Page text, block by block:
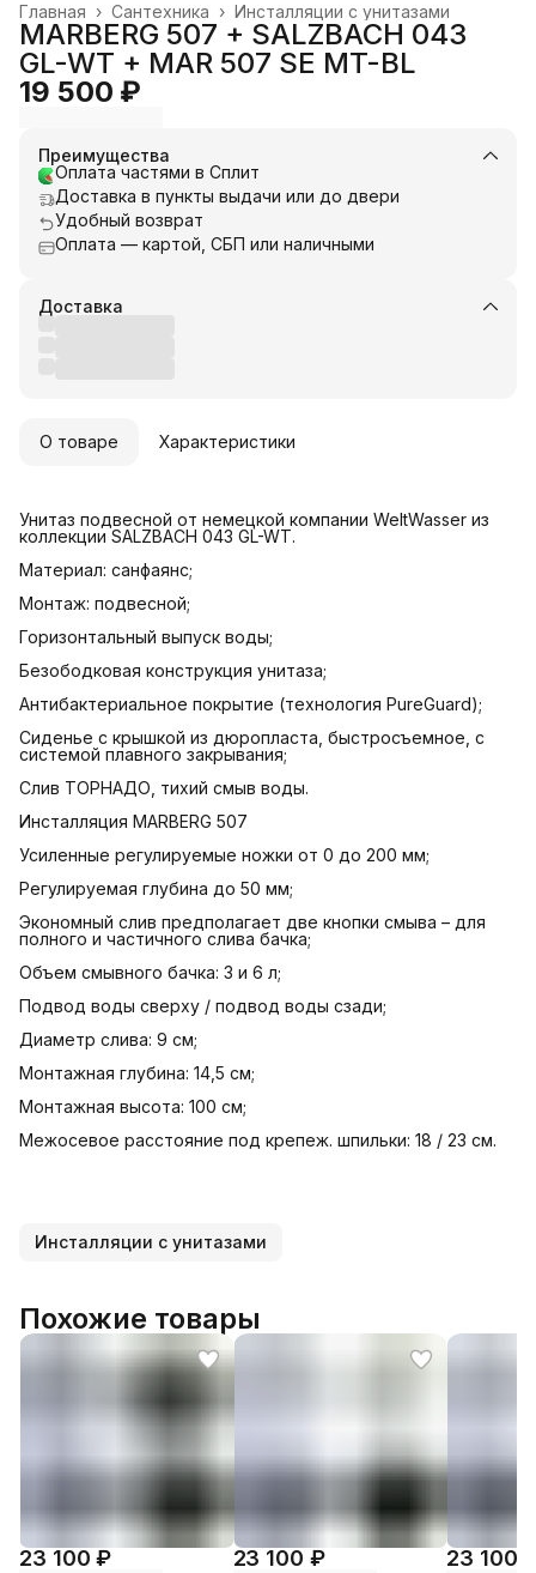
Инсталляции с унитазами
Сантехника ›
Главная ›
MARBERG 507 + SALZBACH 043
GL-WT + MAR 507 SE MT-BL
19 500 ₽
Преимущества
Оплата частями в Сплит
Доставка в пункты выдачи или до двери
Удобный возврат
Оплата — картой, СБП или наличными
Доставка
О товаре Характеристики
Унитаз подвесной от немецкой компании WeltWasser из
коллекции SALZBACH 043 GL-WT.
Материал: санфаянс;
Монтаж: подвесной;
Горизонтальный выпуск воды;
Безободковая конструкция унитаза;
Антибактериальное покрытие (технология PureGuard);
Cиденье с крышкой из дюропласта, быстросъемное, с
системой плавного закрывания;
Слив ТОРНАДО, тихий смыв воды.
Инсталляция MARBERG 507
Усиленные регулируемые ножки от 0 до 200 мм;
Регулируемая глубина до 50 мм;
Экономный слив предполагает две кнопки смыва – для
полного и частичного слива бачка;
Объем смывного бачка: 3 и 6 л;
Подвод воды сверху / подвод воды сзади;
Диаметр слива: 9 см;
Монтажная глубина: 14,5 см;
Монтажная высота: 100 см;
Межосевое расстояние под крепеж. шпильки: 18 / 23 см.
Инсталляции с унитазами
Похожие товары
23 100 ₽ 23 100 ₽ 23 100